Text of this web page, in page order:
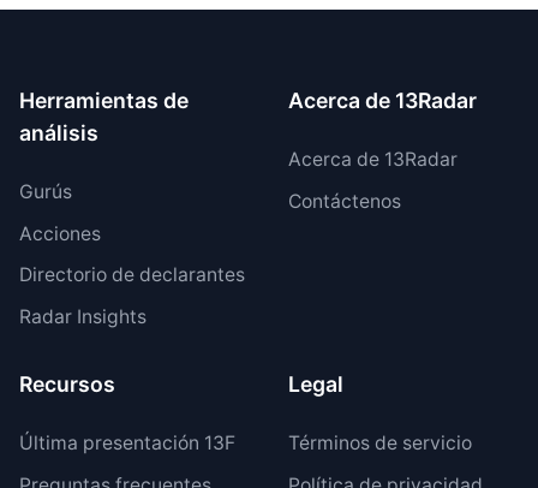
Herramientas de
análisis
Gurús
Acciones
Directorio de declarantes
Radar Insights
Acerca de 13Radar
Acerca de 13Radar
Contáctenos
Recursos
Última presentación 13F
Legal
Términos de servicio